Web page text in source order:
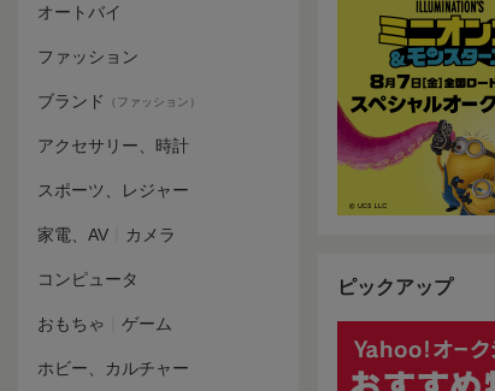
オートバイ
ファッション
ブランド （ファッション）
アクセサリー、時計
スポーツ、レジャー
家電、AV カメラ
コンピュータ
おもちゃ ゲーム
ホビー、カルチャー
ピックアップ